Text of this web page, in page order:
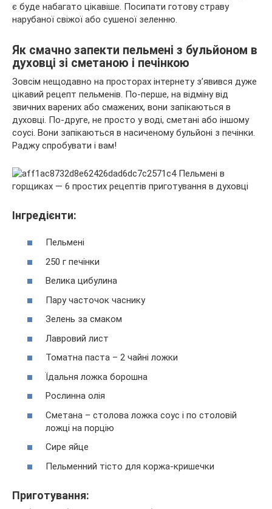
є буде набагато цікавіше. Посипати готову страву
нарубаної свіжої або сушеної зеленню.
Як смачно запекти пельмені з бульйоном в
духовці зі сметаною і печінкою
Зовсім нещодавно на просторах інтернету з’явився дуже
цікавий рецепт пельменів. По-перше, на відміну від
звичних варених або смажених, вони запікаються в
духовці. По-друге, не просто у воді, сметані або іншому
соусі. Вони запікаються в насиченому бульйоні з печінки.
Раджу спробувати і вам!
Інгредієнти:
Пельмені
250 г печінки
Велика цибулина
Пару часточок часнику
Зелень за смаком
Лавровий лист
Томатна паста – 2 чайні ложки
Їдальня ложка борошна
Рослинна олія
Сметана – столова ложка соус і по столовій
ложці на порцію
Сире яйце
Пельменний тісто для коржа-кришечки
Приготування: